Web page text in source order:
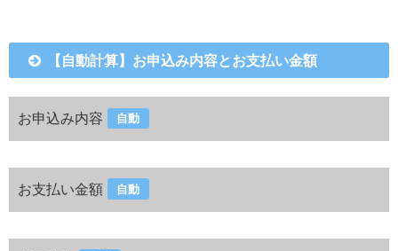
【自動計算】お申込み内容とお支払い金額
お申込み内容 自動
お支払い金額 自動